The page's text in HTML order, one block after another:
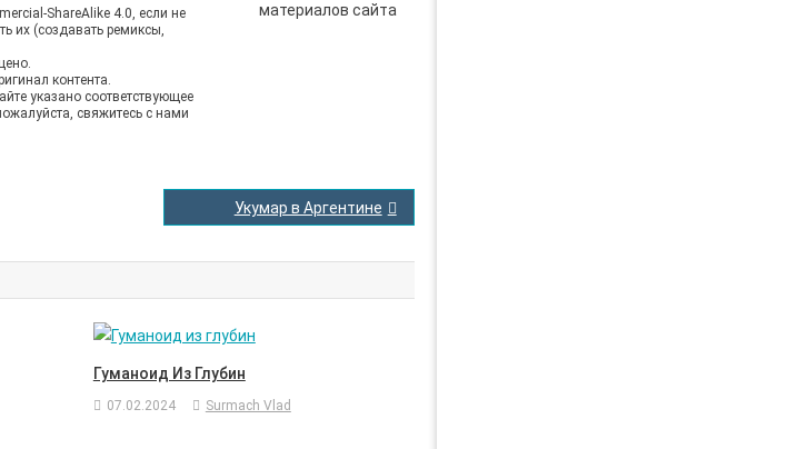
ShareAlike 4.0, если не
их (создавать ремиксы,
контента.
указано соответствующее
свяжитесь с нами
Укумар в Аргентине
Гуманоид Из Глубин
07.02.2024 Surmach Vlad